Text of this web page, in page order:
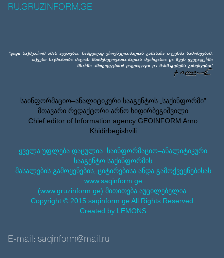
RU.GRUZINFORM.GE
საინფორმაციო–ანალიტიკური სააგენტოს „საქინფორმი”
მთავარი რედაქტორი არნო ხიდირბეგიშვილი
Chief editor of Information agency GEOINFORM Arno
Khidirbegishvili
ყველა უფლება დაცულია. საინფორმაციო–ანალიტიკური
სააგენტო საქინფორმის
მასალების გამოყენების, ციტირებისა ანდა გამოქვეყნებისას
www.saqinform.ge
(www.gruzinform.ge) მითითება აუცილებელია.
Copyright © 2015 saqinform.ge All Rights Reserved.
Created by LEMONS
E-mail: saqinform@mail.ru